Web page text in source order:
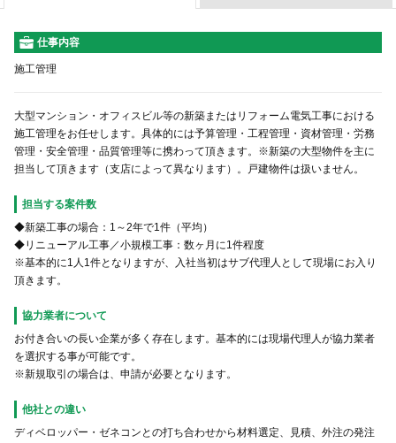
仕事内容
施工管理
大型マンション・オフィスビル等の新築またはリフォーム電気工事における
施工管理をお任せします。具体的には予算管理・工程管理・資材管理・労務
管理・安全管理・品質管理等に携わって頂きます。※新築の大型物件を主に
担当して頂きます（支店によって異なります）。戸建物件は扱いません。
担当する案件数
◆新築工事の場合：1～2年で1件（平均）
◆リニューアル工事／小規模工事：数ヶ月に1件程度
※基本的に1人1件となりますが、入社当初はサブ代理人として現場にお入り
頂きます。
協力業者について
お付き合いの長い企業が多く存在します。基本的には現場代理人が協力業者
を選択する事が可能です。
※新規取引の場合は、申請が必要となります。
他社との違い
ディベロッパー・ゼネコンとの打ち合わせから材料選定、見積、外注の発注